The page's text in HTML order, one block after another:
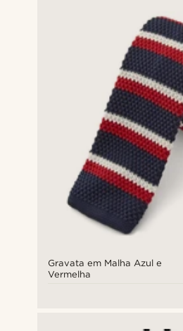
Gravata em Malha Azul e
Vermelha